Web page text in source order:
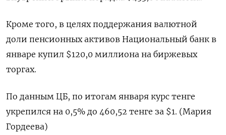
Кроме того, в целях поддержания валютной
доли пенсионных активов Национальный банк в
январе купил $120,0 миллиона на биржевых
торгах.
По данным ЦБ, по итогам января курс тенге
укрепился на 0,5% до 460,52 тенге за $1. (Мария
Гордеева)